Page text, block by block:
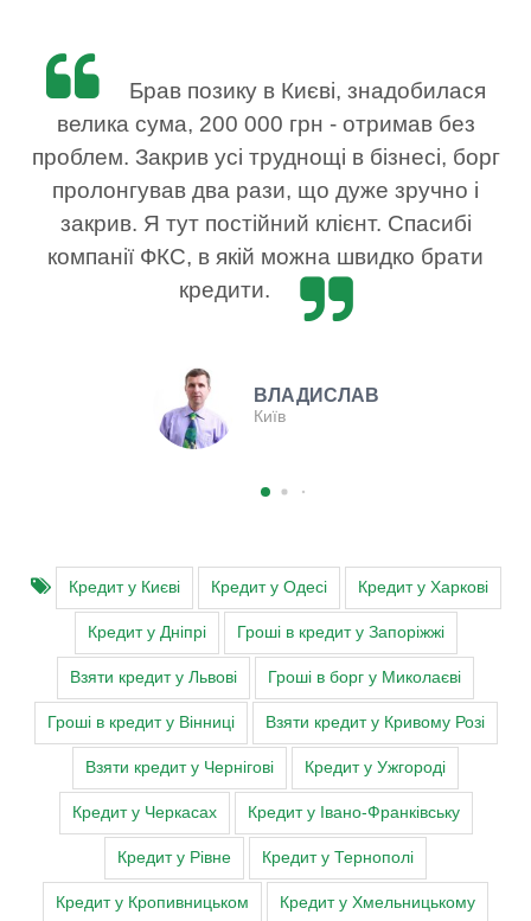
Брав позику в Києві, знадобилася
велика сума, 200 000 грн - отримав без
проблем. Закрив усі труднощі в бізнесі, борг
пролонгував два рази, що дуже зручно і
закрив. Я тут постійний клієнт. Спасибі
компанії ФКС, в якій можна швидко брати
кредити.
ВЛАДИСЛАВ
Київ
Кредит у Києві Кредит у Одесі Кредит у Харкові
Кредит у Дніпрі Гроші в кредит у Запоріжжі
Взяти кредит у Львові Гроші в борг у Миколаєві
Гроші в кредит у Вінниці Взяти кредит у Кривому Розі
Взяти кредит у Чернігові Кредит у Ужгороді
Кредит у Черкасах Кредит у Івано-Франківську
Кредит у Рівне Кредит у Тернополі
Кредит у Кропивницьком Кредит у Хмельницькому